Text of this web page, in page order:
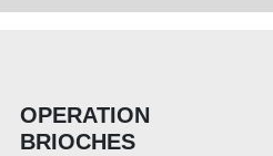
OPERATION
BRIOCHES